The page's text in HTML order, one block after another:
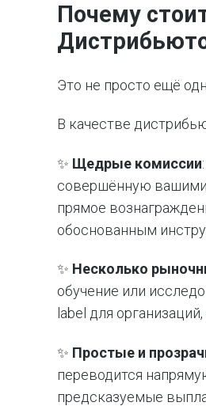
Почему
Это не просто ещё
В качестве
✨ Щедрые комиссии
совершённую вашими
прямое
обоснованным
✨ Несколько
обучение или
label для
✨ Простые и
переводится
предсказуемые